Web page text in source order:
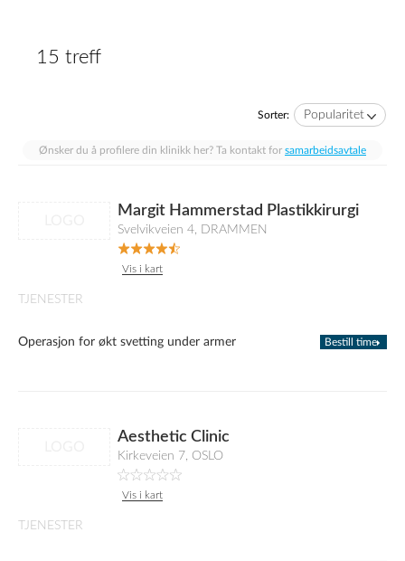
15 treff
Sorter: Popularitet
Ønsker du å profilere din klinikk her? Ta kontakt for samarbeidsavtale
Margit Hammerstad Plastikkirurgi
Svelvikveien 4, DRAMMEN
Vis i kart
TJENESTER
Operasjon for økt svetting under armer Bestill time
Aesthetic Clinic
Kirkeveien 7, OSLO
Vis i kart
TJENESTER